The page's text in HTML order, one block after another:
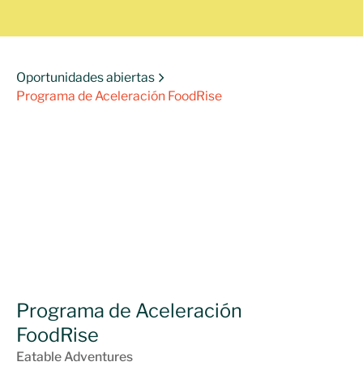
Oportunidades abiertas
Programa de Aceleración FoodRise
Programa de Aceleración
FoodRise
Eatable Adventures